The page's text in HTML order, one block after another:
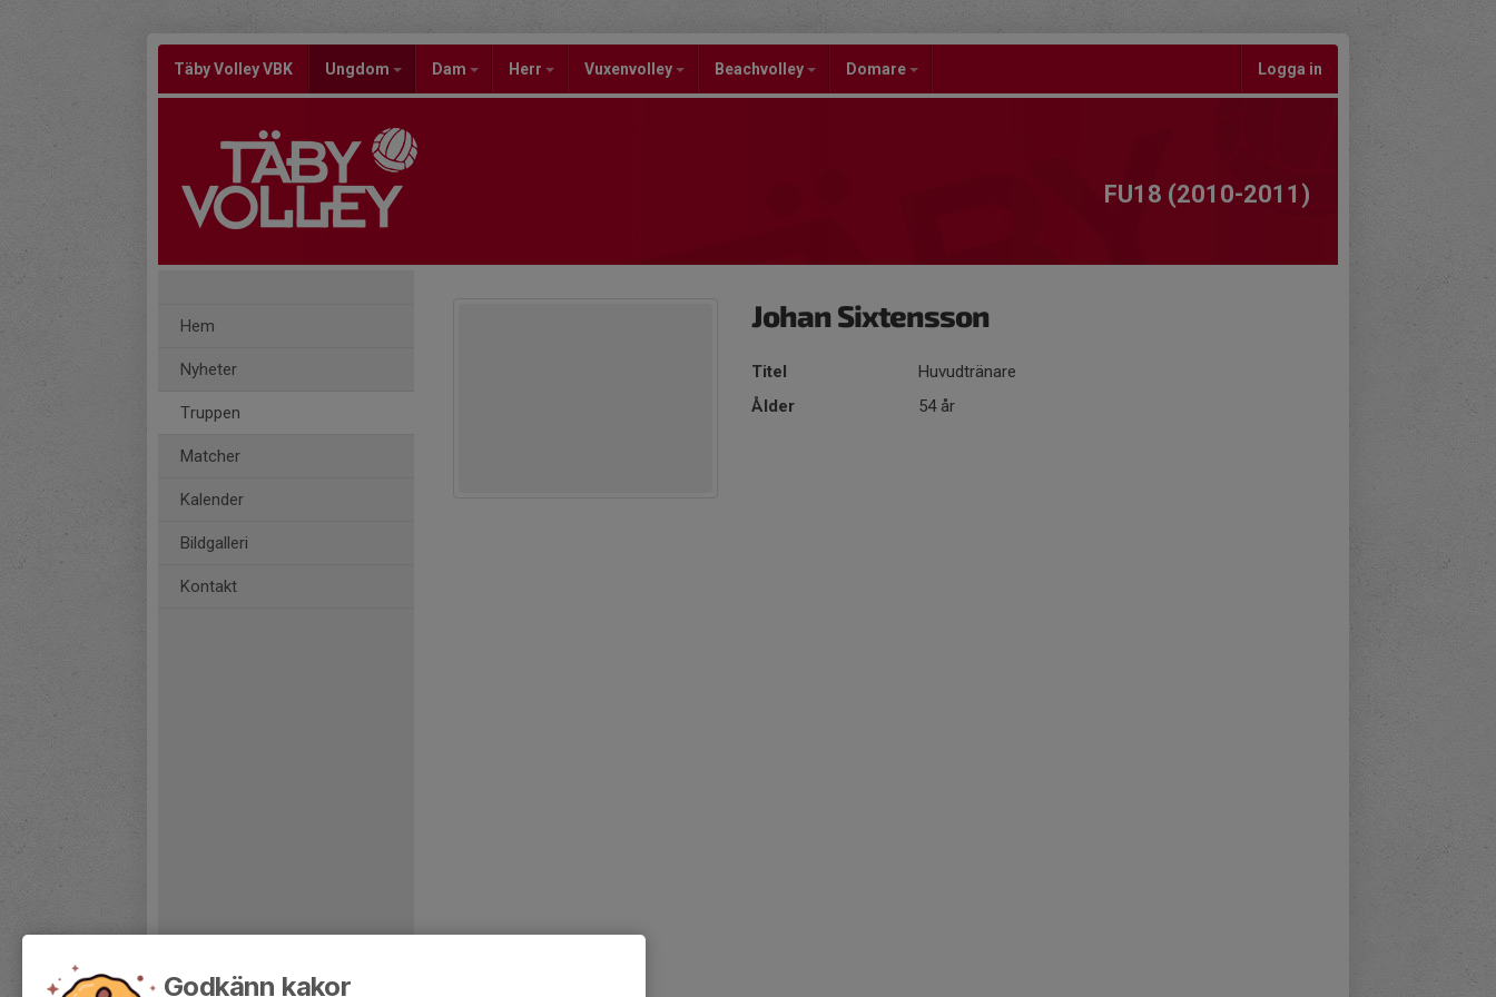
Täby Volley VBK Ungdom Dam Herr Vuxenvolley Beachvolley Domare Logga in
FU18 (2010-2011)
Hem
Nyheter
Truppen
Matcher
Kalender
Bildgalleri
Kontakt
Johan Sixtensson
Titel
Huvudtränare
Ålder
54 år
Godkänn kakor